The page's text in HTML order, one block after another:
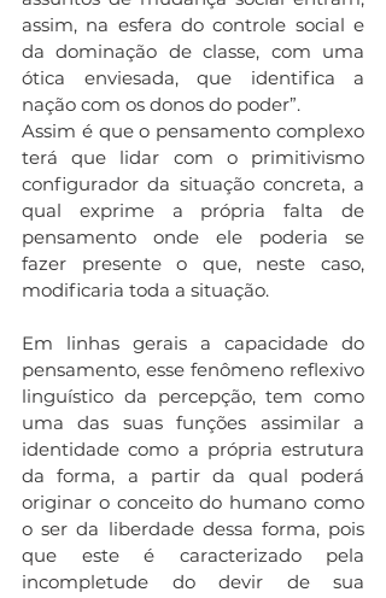
assim, na esfera do controle social e
da dominação de classe, com uma
ótica enviesada, que identifica a
nação com os donos do poder”.
Assim é que o pensamento complexo
terá que lidar com o primitivismo
configurador da situação concreta, a
qual exprime a própria falta de
pensamento onde ele poderia se
fazer presente o que, neste caso,
modificaria toda a situação.
Em linhas gerais a capacidade do
pensamento, esse fenômeno reflexivo
linguístico da percepção, tem como
uma das suas funções assimilar a
identidade como a própria estrutura
da forma, a partir da qual poderá
originar o conceito do humano como
o ser da liberdade dessa forma, pois
que este é caracterizado pela
incompletude do devir de sua